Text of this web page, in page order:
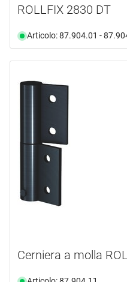
ROLLFIX 2830 DT
Articolo: 87.904.01 -
Cerniera a molla